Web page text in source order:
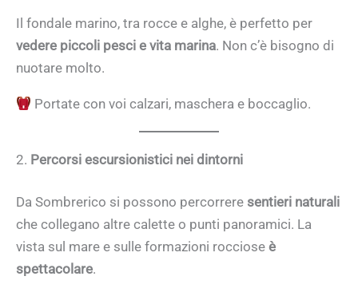
Il fondale marino, tra rocce e alghe, è perfetto per
vedere piccoli pesci e vita marina. Non c’è bisogno di
nuotare molto.
Portate con voi calzari, maschera e boccaglio.
2. Percorsi escursionistici nei dintorni
Da Sombrerico si possono percorrere sentieri naturali
che collegano altre calette o punti panoramici. La
vista sul mare e sulle formazioni rocciose è
spettacolare.